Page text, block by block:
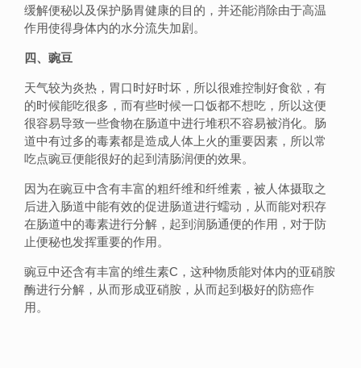
缓解便秘以及保护肠胃健康的目的，并还能消除由于高温
作用使得身体内的水分流失加剧。
四、豌豆
天气较为炎热，胃口时好时坏，所以很难控制好食欲，有
的时候能吃很多，而有些时候一口饭都不想吃，所以这便
很容易导致一些食物在肠道中进行堆积不容易被消化。肠
道中有过多的毒素都是造成人体上火的重要因素，所以常
吃点豌豆便能很好的起到清肠润便的效果。
因为在豌豆中含有丰富的粗纤维和纤维素，被人体摄取之
后进入肠道中能有效的促进肠道进行蠕动，从而能对积存
在肠道中的毒素进行分解，起到润肠通便的作用，对于防
止便秘也发挥重要的作用。
豌豆中还含有丰富的维生素C，这种物质能对体内的亚硝胺
酶进行分解，从而形成亚硝胺，从而起到极好的防癌作
用。